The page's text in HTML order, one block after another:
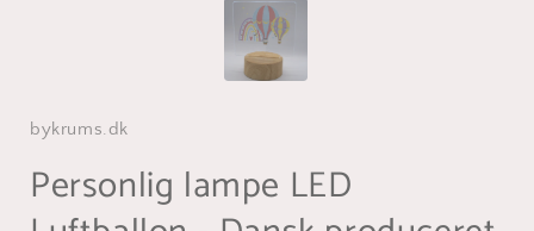
bykrums.dk
Personlig lampe LED